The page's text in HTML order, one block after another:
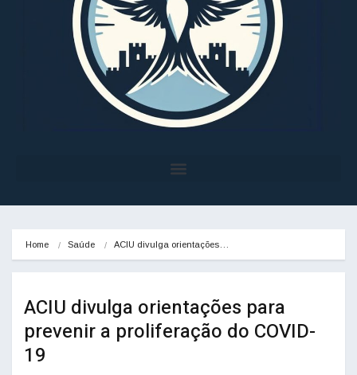
Home Saúde ACIU divulga orientações…
ACIU divulga orientações para
prevenir a proliferação do COVID-
19